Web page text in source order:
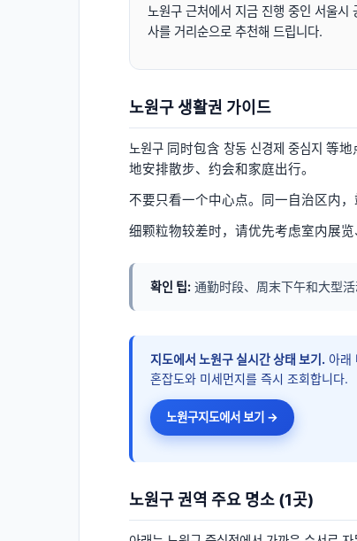
노원구 근처에서 지금 진행 중인 서울시
사를 거리순으로 추천해 드립니다.
노원구 생활권 가이드
노원구 同时包含 창동 신경제 중심지
地安排散步、约会和家庭出行。
不要只看一个中心点。同一自治区内
细颗粒物较差时，请优先考虑室内展
확인 팁: 通勤时段、周末下午和大型
지도에서 노원구 실시간 상태 보기. 아래
혼잡도와 미세먼지를 즉시 조회합니다.
노원구지도에서 보기 →
노원구권역 주요 명소 (1곳)